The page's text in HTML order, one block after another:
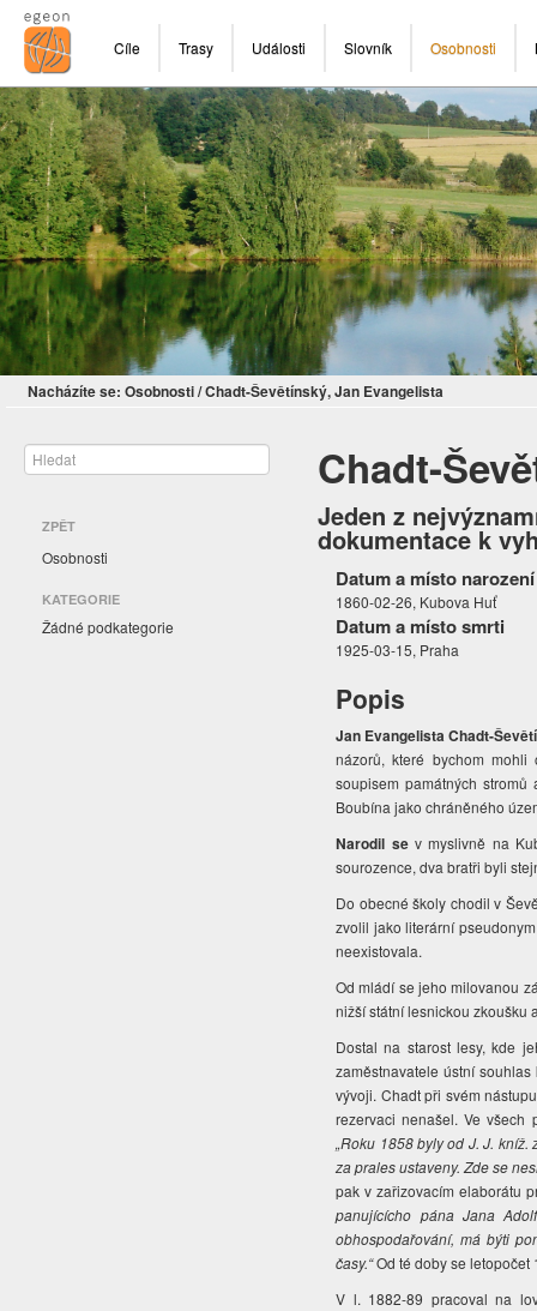
Cíle Trasy Události Slovník Osobnosti
Nacházíte se: Osobnosti/Chadt-Ševětínský, Jan Evangelista
ZPĚT
Osobnosti
KATEGORIE
Žádné podkategorie
Chadt-
Jeden z
dokumentace k
Datum a místo narození
1860-02-26, Kubova Huť
Datum a místo smrti
1925-03-15, Praha
Popis
Jan Evangelista Chadt-
názorů, které bychom
soupisem památných
Boubína jako chráněného
Narodil sev myslivně na
sourozence, dva bratři byli
Do obecné školy chodil v
zvolil jako literární
neexistovala.
Od mládí se jeho milovanou
nižší státní lesnickou zkoušku
Dostal na starost lesy, kde
zaměstnavatele ústní
vývoji. Chadt při svém
rezervaci nenašel. Ve všech
„Roku 1858 byly od J. J.
za prales ustaveny. Zde se
pak v zařizovacím elaborátu
panujícícho pána Jana
obhospodařování, má býti
časy.“Od té doby se
V l. 1882-89 pracoval na